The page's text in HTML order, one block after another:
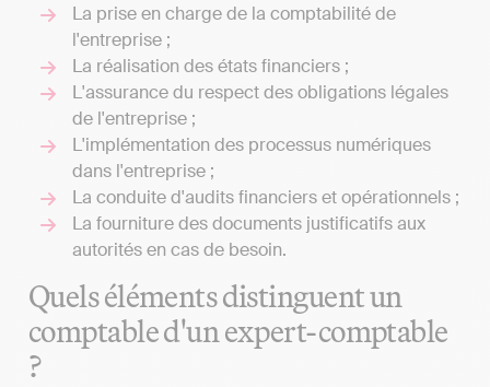
La prise en charge de la comptabilité de
l'entreprise ;
La réalisation des états financiers ;
L'assurance du respect des obligations légales
de l'entreprise ;
L'implémentation des processus numériques
dans l'entreprise ;
La conduite d'audits financiers et opérationnels ;
La fourniture des documents justificatifs aux
autorités en cas de besoin.
Quels éléments distinguent un
comptable d'un expert-comptable
?